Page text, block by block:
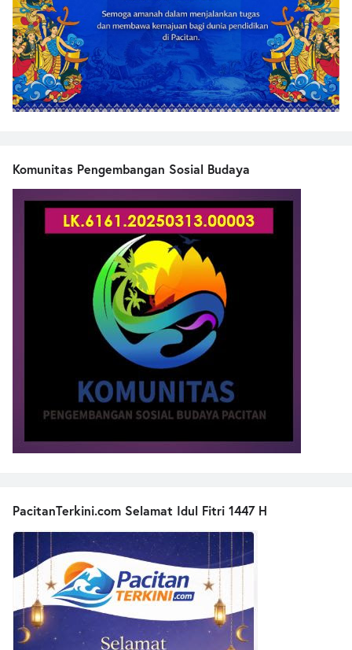
Komunitas Pengembangan Sosial Budaya
PacitanTerkini.com Selamat Idul Fitri 1447 H